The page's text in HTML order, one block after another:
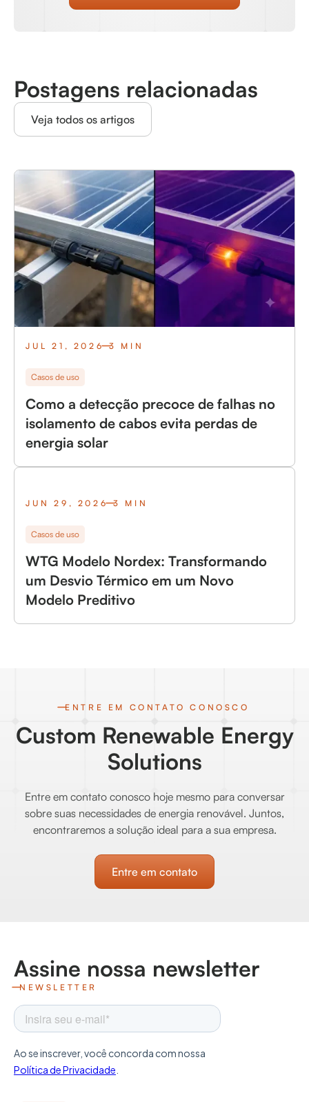
Postagens relacionadas
Veja todos os artigos
JUL 21, 2026 3 MIN
Casos de uso
Como a detecção precoce de falhas no
isolamento de cabos evita perdas de
energia solar
JUN 29, 2026 3 MIN
Casos de uso
WTG Modelo Nordex: Transformando
um Desvio Térmico em um Novo
Modelo Preditivo
ENTRE EM CONTATO CONOSCO
Custom Renewable Energy
Solutions
Entre em contato conosco hoje mesmo para conversar
sobre suas necessidades de energia renovável. Juntos,
encontraremos a solução ideal para a sua empresa.
Entre em contato
Assine nossa newsletter
NEWSLETTER